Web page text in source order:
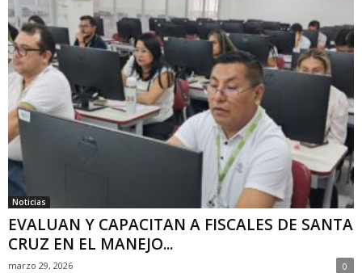
Noticias
EVALUAN Y CAPACITAN A FISCALES DE SANTA
CRUZ EN EL MANEJO...
marzo 29, 2026 0